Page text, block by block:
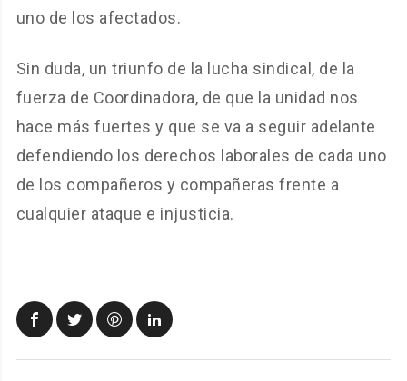
uno de los afectados.
Sin duda, un triunfo de la lucha sindical, de la
fuerza de Coordinadora, de que la unidad nos
hace más fuertes y que se va a seguir adelante
defendiendo los derechos laborales de cada uno
de los compañeros y compañeras frente a
cualquier ataque e injusticia.